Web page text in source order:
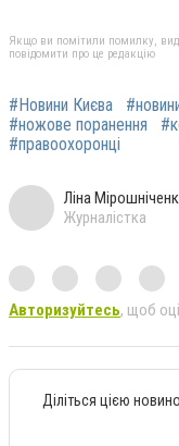
Якщо ви помітили помилку,
повідомити про це редакцію
#Новини Києва
#ножове поранення
#правоохоронці
Ліна
Журналістка
Авторизуйтесь, щоб
Діліться цією